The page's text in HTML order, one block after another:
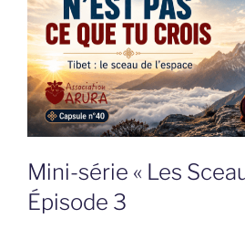
Mini-série « Les
Épisode 3